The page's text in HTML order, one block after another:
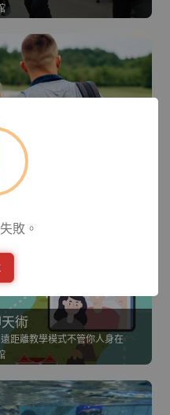
合運動、桌遊、手作、美食
術
距離教學模式不管你人身在
敗。